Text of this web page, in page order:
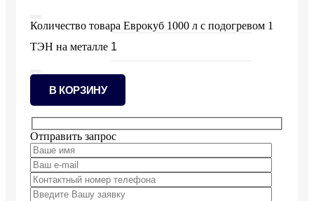
Количество товара Еврокуб 1000 л с подогревом 1
ТЭН на металле
В КОРЗИНУ
Отправить запрос